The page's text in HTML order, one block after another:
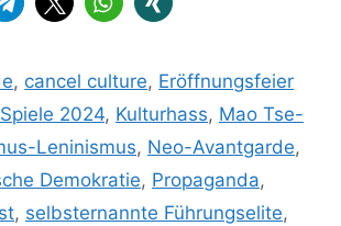
, cancel culture, Eröffnungsfeier
2024, Kulturhass, Mao Tse-
Leninismus, Neo-Avantgarde,
Demokratie, Propaganda,
, selbsternannte Führungselite,